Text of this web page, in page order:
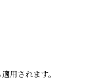
用されます。